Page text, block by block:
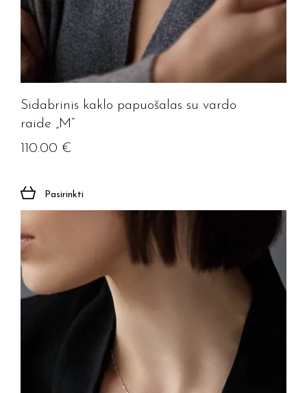
Sidabrinis kaklo papuošalas su vardo
raide „M”
110.00 €
Pasirinkti